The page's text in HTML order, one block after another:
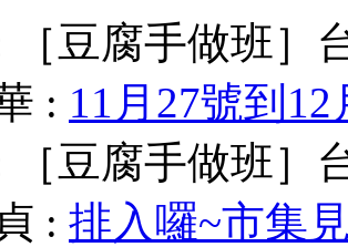
［豆腐手做班］
: 11月27號到
［豆腐手做班］
: 排入囉~市集